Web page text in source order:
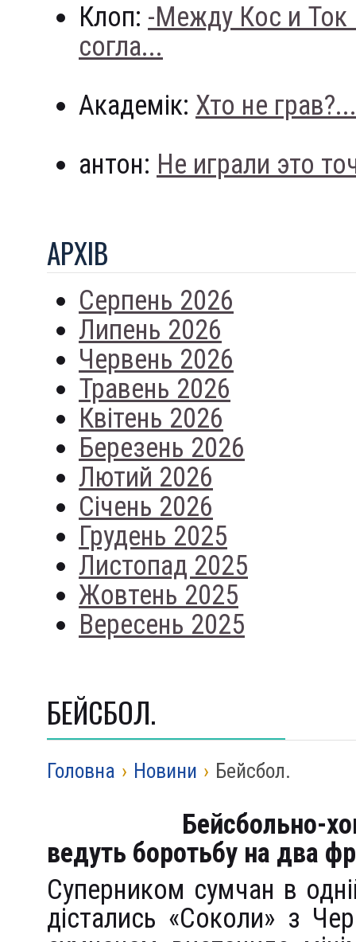
Клоп: -Между Кос и
согла...
Академік: Хто не грав?...
антон: Не играли это
АРХIВ
Серпень 2026
Липень 2026
Червень 2026
Травень 2026
Квітень 2026
Березень 2026
Лютий 2026
Січень 2026
Грудень 2025
Листопад 2025
Жовтень 2025
Вересень 2025
БЕЙСБОЛ.
Головна › Новини › Бейсбол.
Бейсбольно-
ведуть боротьбу на два
Суперником сумчан в
дістались «Соколи» з